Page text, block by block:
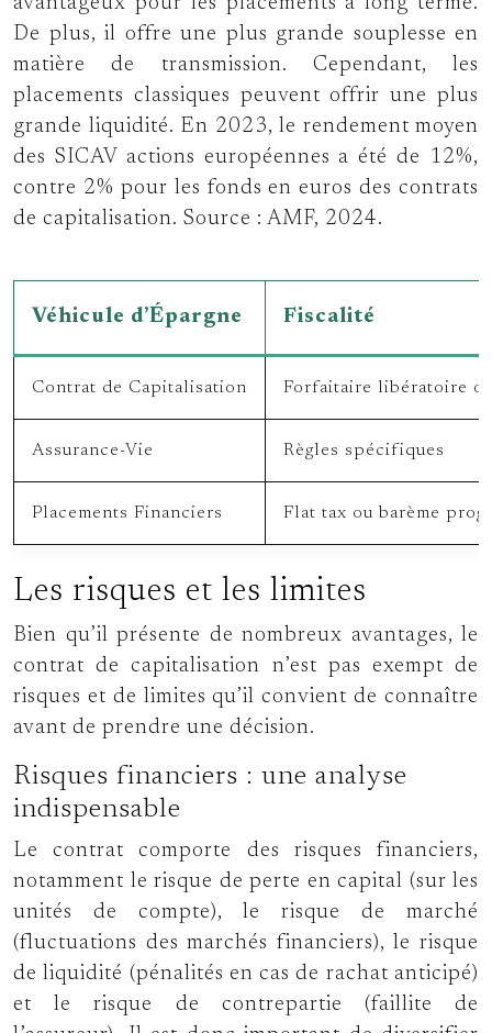
De plus, il offre une plus grande souplesse en
matière de transmission. Cependant, les
placements classiques peuvent offrir une plus
grande liquidité. En 2023, le rendement moyen
des SICAV actions européennes a été de 12%,
contre 2% pour les fonds en euros des contrats
de capitalisation. Source : AMF, 2024.
Véhicule d’Épargne Fiscalité
Contrat de Capitalisation Forfaitaire libératoire
Assurance-Vie Règles spécifiques
Placements Financiers Flat tax ou barème
Les risques et les limites
Bien qu’il présente de nombreux avantages, le
contrat de capitalisation n’est pas exempt de
risques et de limites qu’il convient de connaître
avant de prendre une décision.
Risques financiers : une analyse
indispensable
Le contrat comporte des risques financiers,
notamment le risque de perte en capital (sur les
unités de compte), le risque de marché
(fluctuations des marchés financiers), le risque
de liquidité (pénalités en cas de rachat anticipé)
et le risque de contrepartie (faillite de